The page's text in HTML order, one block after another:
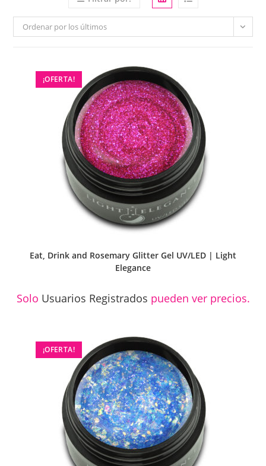
Ordenar por los últimos
¡OFERTA!
Eat, Drink and Rosemary Glitter Gel UV/LED | Light
Elegance
Solo Usuarios Registrados pueden ver precios.
¡OFERTA!